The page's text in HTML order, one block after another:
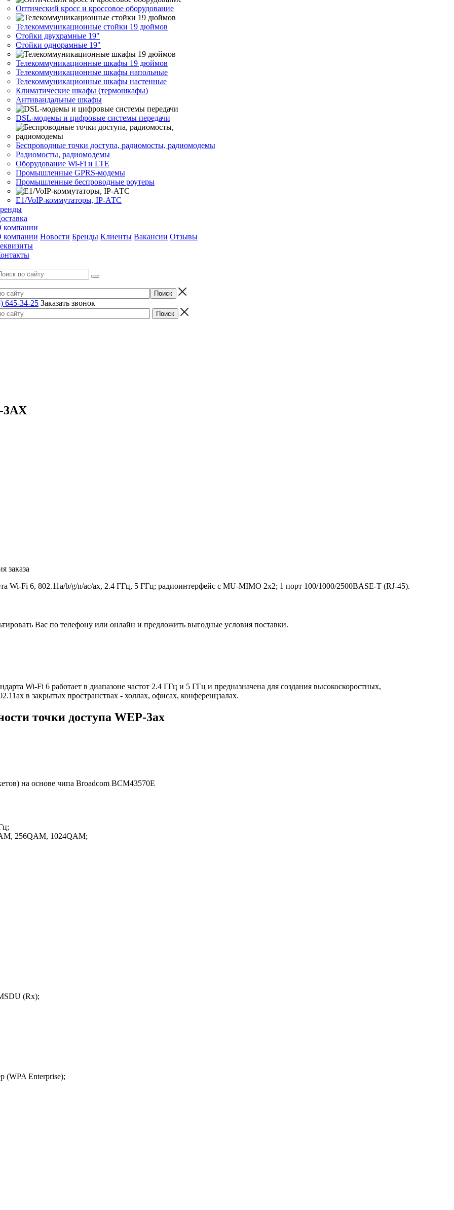
Оптический кросс и кроссовое оборудование
Телекоммуникационные стойки 19 дюймов
Стойки двухрамные 19"
Стойки однорамные 19"
Телекоммуникационные шкафы 19 дюймов
Телекоммуникационные шкафы напольные
Телекоммуникационные шкафы настенные
Климатические шкафы (термошкафы)
Антивандальные шкафы
DSL-модемы и цифровые системы передачи
Беспроводные точки доступа, радиомосты, радиомодемы
Радиомосты, радиомодемы
Оборудование Wi-Fi и LTE
Промышленные GPRS-модемы
Промышленные беспроводные роутеры
Е1/VoIP-коммутаторы, IP-АТС
компании
компании Новости Бренды Клиенты Вакансии Отзывы
645-34-25 Заказать звонок
3AX
заказа
Wi-Fi 6, 802.11a/b/g/n/ac/ax, 2.4 ГГц, 5 ГГц; радиоинтерфейс с MU-MIMO 2x2; 1 порт 100/1000/2500BASE-T (RJ-45).
Вас по телефону или онлайн и предложить выгодные условия поставки.
Wi-Fi 6 работает в диапазоне частот 2.4 ГГц и 5 ГГц и предназначена для создания высокоскоростных,
в закрытых пространствах - холлах, офисах, конференцзалах.
точки доступа WEP-3ax
на основе чипа Broadcom BCM43570E
256QAM, 1024QAM;
(Rx);
(WPA Enterprise);